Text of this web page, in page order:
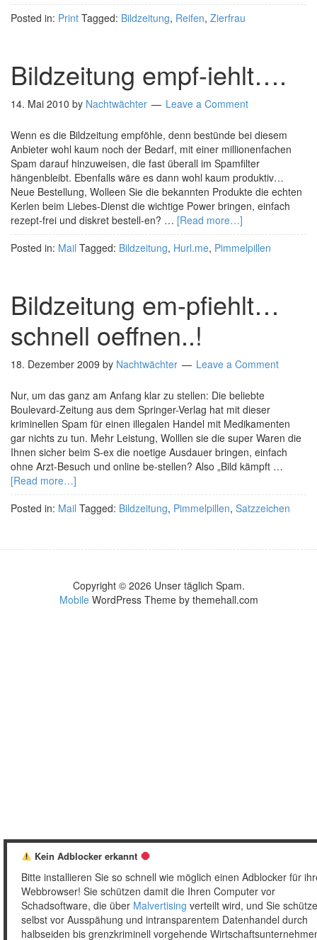
Posted in: Print Tagged: Bildzeitung, Reifen, Zierfrau
Bildzeitung empf-iehlt….
14. Mai 2010 by Nachtwächter Leave a Comment
Wenn es die Bildzeitung empföhle, denn bestünde bei diesem
Anbieter wohl kaum noch der Bedarf, mit einer millionenfachen
Spam darauf hinzuweisen, die fast überall im Spamfilter
hängenbleibt. Ebenfalls wäre es dann wohl kaum produktiv…
Neue Bestellung, Wolleen Sie die bekannten Produkte die echten
Kerlen beim Liebes-Dienst die wichtige Power bringen, einfach
rezept-frei und diskret bestell-en? … [Read more…]
Posted in: Mail Tagged: Bildzeitung, Hurl.me, Pimmelpillen
Bildzeitung em-pfiehlt…
schnell oeffnen..!
18. Dezember 2009 by Nachtwächter Leave a Comment
Nur, um das ganz am Anfang klar zu stellen: Die beliebte
Boulevard-Zeitung aus dem Springer-Verlag hat mit dieser
kriminellen Spam für einen illegalen Handel mit Medikamenten
gar nichts zu tun. Mehr Leistung, Wolllen sie die super Waren die
Ihnen sicher beim S-ex die noetige Ausdauer bringen, einfach
ohne Arzt-Besuch und online be-stellen? Also „Bild kämpft …
[Read more…]
Posted in: Mail Tagged: Bildzeitung, Pimmelpillen, Satzzeichen
Copyright © 2026 Unser täglich Spam.
MobileWordPress Theme by themehall.com
Kein Adblocker erkannt
Bitte installieren Sie so schnell wie möglich einen Adblocker für
Webbrowser! Sie schützen damit die Ihren Computer vor
Schadsoftware, die über Malvertising verteilt wird, und Sie
selbst vor Ausspähung und intransparentem Datenhandel durch
halbseiden bis grenzkriminell vorgehende